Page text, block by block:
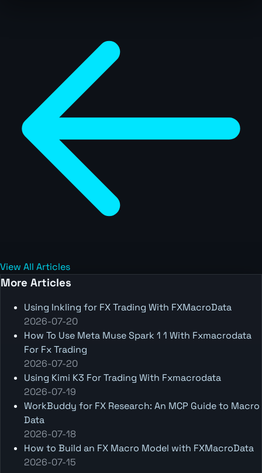
View All Articles
More Articles
Using Inkling for FX Trading With FXMacroData
2026-07-20
How To Use Meta Muse Spark 1 1 With Fxmacrodata
For Fx Trading
2026-07-20
Using Kimi K3 For Trading With Fxmacrodata
2026-07-19
WorkBuddy for FX Research: An MCP Guide to Macro
Data
2026-07-18
How to Build an FX Macro Model with FXMacroData
2026-07-15